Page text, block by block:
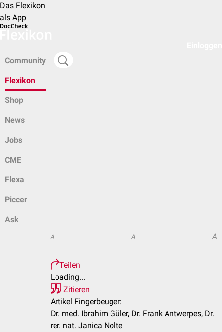
Das Flexikon
als App
Community
Flexikon
Shop
News
Jobs
CME
Flexa
Piccer
Ask
A A A
Teilen
Loading...
Zitieren
Artikel Fingerbeuger:
Dr. med. Ibrahim Güler, Dr. Frank Antwerpes, Dr.
rer. nat. Janica Nolte